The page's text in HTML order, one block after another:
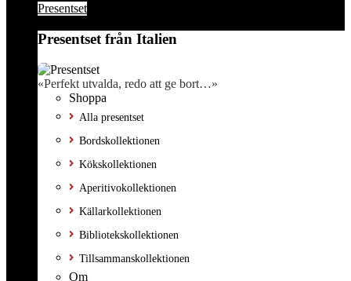
Presentset
Presentset från Italien
«Perfekt utvalda, redo att ge bort…»
Shoppa
Alla presentset
Bordskollektionen
Kökskollektionen
Aperitivokollektionen
Källarkollektionen
Bibliotekskollektionen
Tillsammanskollektionen
Om